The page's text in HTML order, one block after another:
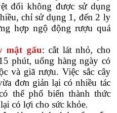
đối không được sử dụng
chỉ sử dụng 1, đến 2 ly
hợp ngộ động rượu quá
mật gấu: cắt lát nhỏ, cho
phút, uống hàng ngày có
và giã rượu. Việc sắc cây
đơn giản lại có nhiều tác
thể phổ biến thành thức
có lợi cho sức khỏe.